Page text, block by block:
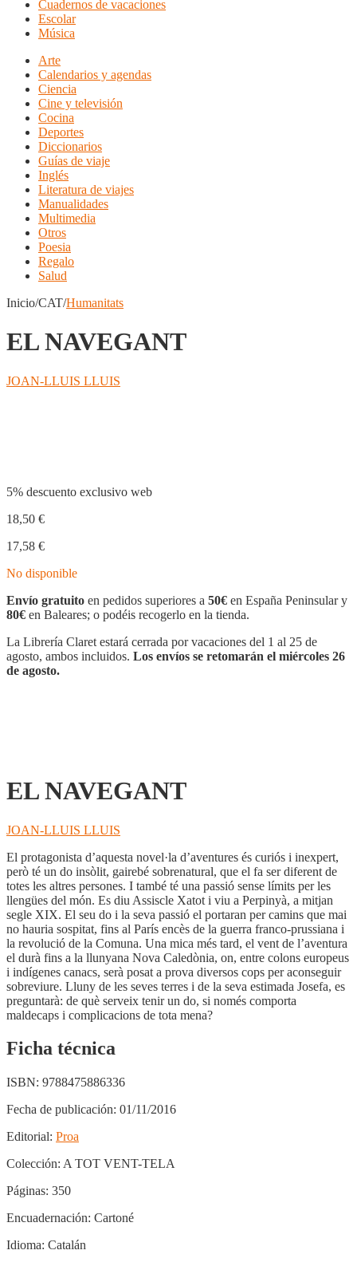
Cuadernos de vacaciones
Escolar
Música
Arte
Calendarios y agendas
Ciencia
Cine y televisión
Cocina
Deportes
Diccionarios
Guías de viaje
Inglés
Literatura de viajes
Manualidades
Multimedia
Otros
Poesia
Regalo
Salud
Inicio/CAT/Humanitats
EL NAVEGANT
JOAN-LLUIS LLUIS
5% descuento exclusivo web
18,50 €
17,58 €
No disponible
Envío gratuito en pedidos superiores a 50€ en España Peninsular y
80€ en Baleares; o podéis recogerlo en la tienda.
La Librería Claret estará cerrada por vacaciones del 1 al 25 de
agosto, ambos incluidos. Los envíos se retomarán el miércoles 26
de agosto.
EL NAVEGANT
JOAN-LLUIS LLUIS
El protagonista d’aquesta novel·la d’aventures és curiós i inexpert,
però té un do insòlit, gairebé sobrenatural, que el fa ser diferent de
totes les altres persones. I també té una passió sense límits per les
llengües del món. Es diu Assiscle Xatot i viu a Perpinyà, a mitjan
segle XIX. El seu do i la seva passió el portaran per camins que mai
no hauria sospitat, fins al París encès de la guerra franco-prussiana i
la revolució de la Comuna. Una mica més tard, el vent de l’aventura
el durà fins a la llunyana Nova Caledònia, on, entre colons europeus
i indígenes canacs, serà posat a prova diversos cops per aconseguir
sobreviure. Lluny de les seves terres i de la seva estimada Josefa, es
preguntarà: de què serveix tenir un do, si només comporta
maldecaps i complicacions de tota mena?
Ficha técnica
ISBN: 9788475886336
Fecha de publicación: 01/11/2016
Editorial: Proa
Colección: A TOT VENT-TELA
Páginas: 350
Encuadernación: Cartoné
Idioma: Catalán